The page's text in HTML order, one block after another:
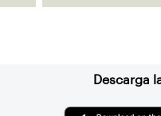
Descarga